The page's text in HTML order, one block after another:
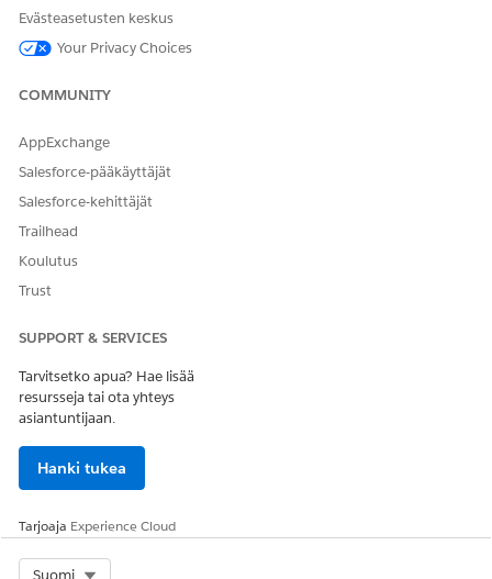
RATKAISIKO TÄMÄ ARTIKKELI ONGELMASI?
Evästeasetusten keskus
Your Privacy Choices
COMMUNITY
AppExchange
Salesforce-pääkäyttäjät
Salesforce-kehittäjät
Trailhead
Koulutus
Trust
SUPPORT & SERVICES
Tarvitsetko apua? Hae lisää
resursseja tai ota yhteys
asiantuntijaan.
Hanki tukea
Tarjoaja Experience Cloud
Suomi